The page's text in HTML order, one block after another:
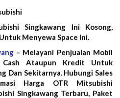
Singkawang Ini Kosong,
Menyewa Space Ini.
– Melayani Penjualan Mobil
Ataupun Kredit Untuk
Dan Sekitarnya. Hubungi Sales
Harga OTR Mitsubishi
Singkawang Terbaru, Paket